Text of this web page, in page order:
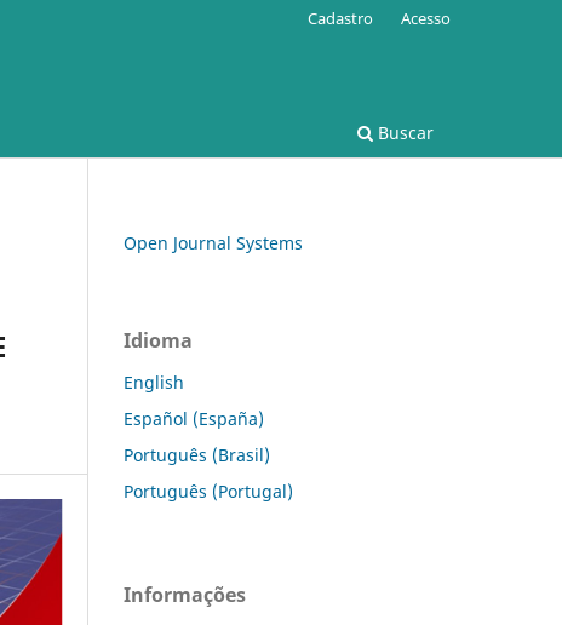
Buscar
Cadastro Acesso
Open Journal Systems
Idioma
English
Español (España)
Português (Brasil)
Português (Portugal)
Informações